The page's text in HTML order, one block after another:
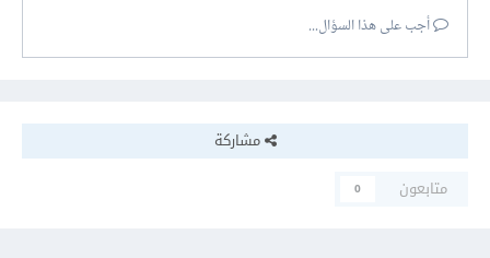
أجب على هذا السؤال...
مشاركة
متابعون
0